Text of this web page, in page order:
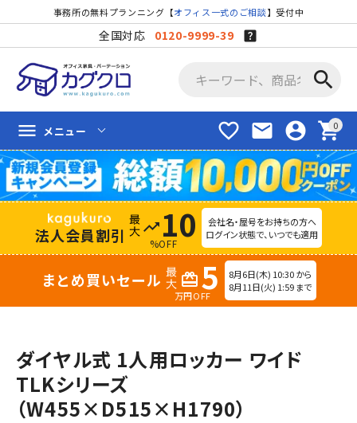
事務所の無料プランニング【オフィス一式のご相談】受付中
全国対応 0120-9999-39
search
favorite_border mail account_circle shopping_cart
menu メニュー
法人会員割引 trending_up 10
%OFF
会社名・屋号をお持ちの方へ
ログイン状態で、いつでも適用
まとめ買いセール redeem 5
万円OFF
8月6日(木) 10:30 から
8月11日(火) 1:59 まで
ダイヤル式 1人用ロッカー ワイド
TLKシリーズ
（W455×D515×H1790）